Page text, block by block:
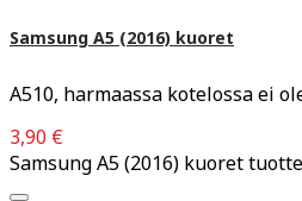
Samsung A5 (2016) kuoret
A510, harmaassa kotelossa ei
3,90 €
Samsung A5 (2016) kuoret